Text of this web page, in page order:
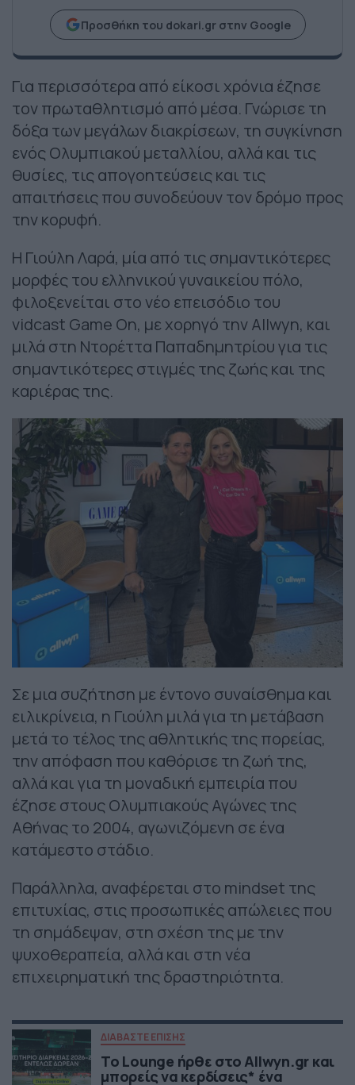
Προσθήκη του dokari.gr στην Google
Για περισσότερα από είκοσι χρόνια έζησε
τον πρωταθλητισμό από μέσα. Γνώρισε τη
δόξα των μεγάλων διακρίσεων, τη συγκίνηση
ενός Ολυμπιακού μεταλλίου, αλλά και τις
θυσίες, τις απογοητεύσεις και τις
απαιτήσεις που συνοδεύουν τον δρόμο προς
την κορυφή.
Η Γιούλη Λαρά, μία από τις σημαντικότερες
μορφές του ελληνικού γυναικείου πόλο,
φιλοξενείται στο νέο επεισόδιο του
vidcast Game On, με χορηγό την Allwyn, και
μιλά στη Ντορέττα Παπαδημητρίου για τις
σημαντικότερες στιγμές της ζωής και της
καριέρας της.
Σε μια συζήτηση με έντονο συναίσθημα και
ειλικρίνεια, η Γιούλη μιλά για τη μετάβαση
μετά το τέλος της αθλητικής της πορείας,
την απόφαση που καθόρισε τη ζωή της,
αλλά και για τη μοναδική εμπειρία που
έζησε στους Ολυμπιακούς Αγώνες της
Αθήνας το 2004, αγωνιζόμενη σε ένα
κατάμεστο στάδιο.
Παράλληλα, αναφέρεται στο mindset της
επιτυχίας, στις προσωπικές απώλειες που
τη σημάδεψαν, στη σχέση της με την
ψυχοθεραπεία, αλλά και στη νέα
επιχειρηματική της δραστηριότητα.
ΔΙΑΒΑΣΤΕ ΕΠΙΣΗΣ
Το Lounge ήρθε στο Allwyn.gr και
μπορείς να κερδίσεις* ένα